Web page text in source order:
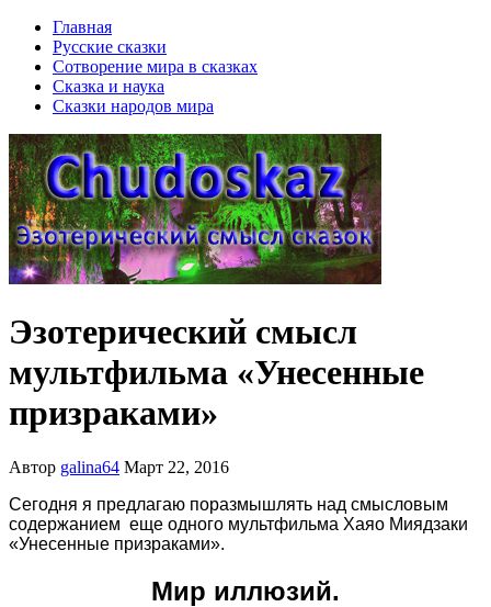
Главная
Русские сказки
Сотворение мира в сказках
Сказка и наука
Сказки народов мира
Эзотерический смысл
мультфильма «Унесенные
призраками»
Автор galina64 Март 22, 2016
Сегодня я предлагаю поразмышлять над смысловым
содержанием еще одного мультфильма Хаяо Миядзаки
«Унесенные призраками».
Мир иллюзий.